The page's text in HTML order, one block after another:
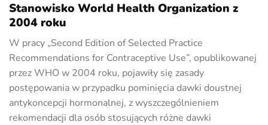
Stanowisko World Health Organization z
2004 roku
W pracy „Second Edition of Selected Practice
Recommendations for Contraceptive Use”, opublikowanej
przez WHO w 2004 roku, pojawiły się zasady
postępowania w przypadku pominięcia dawki doustnej
antykoncepcji hormonalnej, z wyszczególnieniem
rekomendacji dla osób stosujących różne dawki